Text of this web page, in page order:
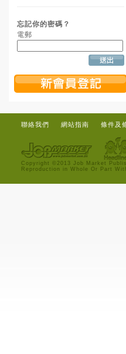
忘記你的密碼？
電郵
聯絡我們 網站指南 條件及
Copyright ©2013 Job Market
Reproduction in Whole Or Part